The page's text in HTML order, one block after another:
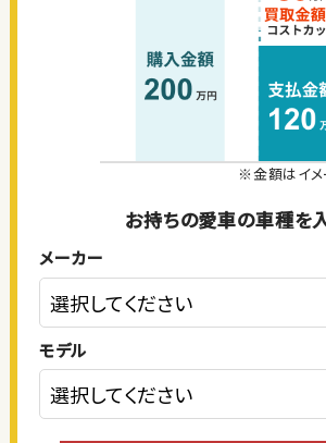
※金額はイメ
お持ちの愛車の車種を
メーカー
モデル